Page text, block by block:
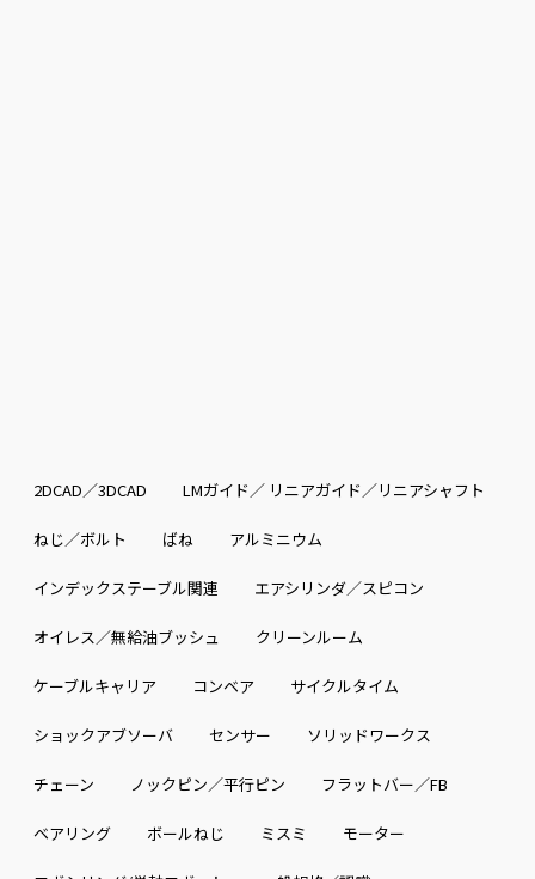
2DCAD／3DCAD LMガイド／ リニアガイド／リニアシャフト
ねじ／ボルト ばね アルミニウム
インデックステーブル関連 エアシリンダ／スピコン
オイレス／無給油ブッシュ クリーンルーム
ケーブルキャリア コンベア サイクルタイム
ショックアブソーバ センサー ソリッドワークス
チェーン ノックピン／平行ピン フラットバー／FB
ベアリング ボールねじ ミスミ モーター